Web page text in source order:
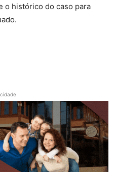
o histórico do caso para